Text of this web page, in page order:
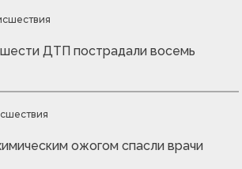
шести ДТП пострадали восемь
ожогом спасли врачи